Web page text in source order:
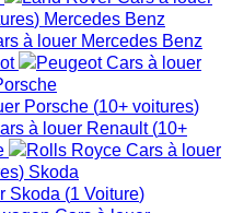
) Mercedes Benz
Mercedes Benz
Porsche (10+ voitures)
Renault (10+
) Skoda
Skoda (1 Voiture)